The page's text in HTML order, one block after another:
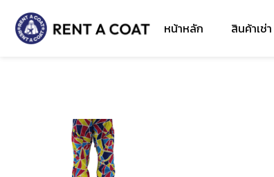
หน้าหลัก สินค้าเช่า